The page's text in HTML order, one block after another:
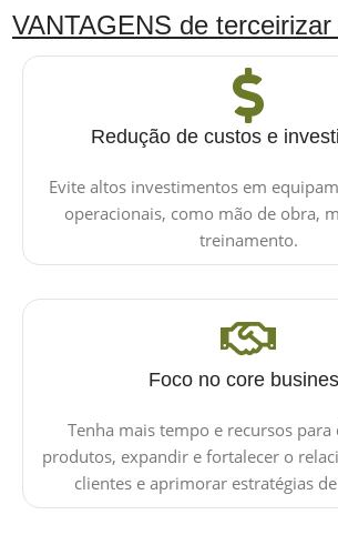
VANTAGENS de
Redução de custos e
Evite altos investimentos em
operacionais, como mão de obra,
treinamento.
Foco no core
Tenha mais tempo e recursos para
produtos, expandir e fortalecer o
clientes e aprimorar estratégias